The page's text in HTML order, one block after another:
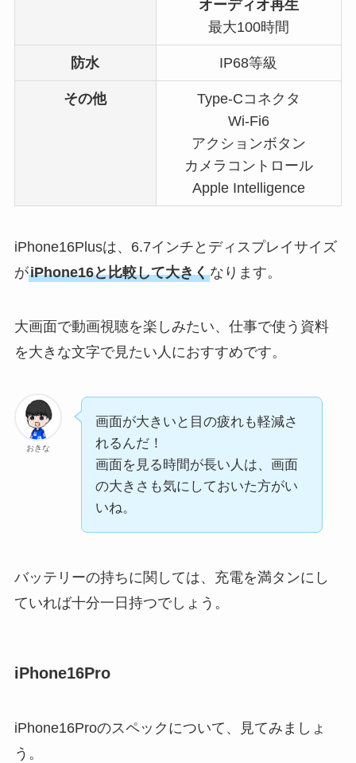
オーディオ再生
最大100時間
防水 IP68等級
その他
Type-Cコネクタ
Wi-Fi6
アクションボタン
カメラコントロール
Apple Intelligence
iPhone16Plusは、6.7インチとディスプレイサイズ
がiPhone16と比較して大きくなります。
大画面で動画視聴を楽しみたい、仕事で使う資料
を大きな文字で見たい人におすすめです。
おきな
画面が大きいと目の疲れも軽減さ
れるんだ！
画面を見る時間が長い人は、画面
の大きさも気にしておいた方がい
いね。
バッテリーの持ちに関しては、充電を満タンにし
ていれば十分一日持つでしょう。
iPhone16Pro
iPhone16Proのスペックについて、見てみましょ
う。